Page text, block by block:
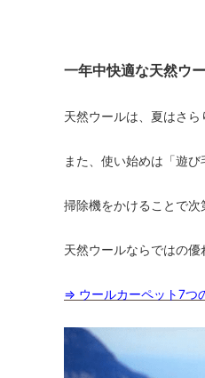
一年中快適な天然ウ
天然ウールは、夏はさら
また、使い始めは「遊
掃除機をかけることで次
天然ウールならではの優
⇒ ウールカーペット7つ